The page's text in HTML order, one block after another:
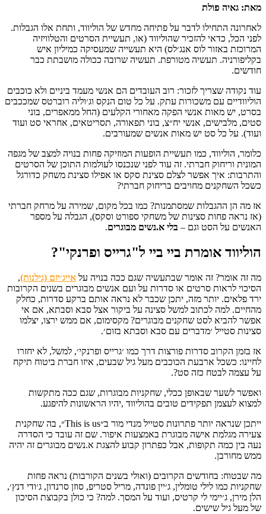
מאת: גאיה פולת
לאחרונה התחילו לדבר על פתיחה מחדש של הוליווד, ותחת אלו הגבלות.
לפני הכל, כדאי להזכיר שהוליווד (או, תעשיית הסרטים והטלוויזיה
המרוכזת באזור לוס אנג׳לס) היא תעשייה שמעסיקה כמיליון איש
בקליפורניה. תעשיה מטורפת. תעשיה שרובה ככולה מושבתת כבר
חודשים.
עוד נקודה שצריך לזכור: רוב העובדים הם אנשי מעמד ביניים ולא כוכבים
הוליוודיים עם משכורות עתק. על כל טום הנקס וג׳וליה רוברטס שמככבים
בסרט, יש מאות אנשי הפקה מאחורי הקלעים (החל ממאפרים, בוני
סטים, מלבישים, אנשי יח״צ, בוני תפאורה, תסריטאים, אחראי סט ועוד
ועוד). על כל סט יש מאות אנשים שמעורבים.
כלומר, הוליווד, כמו תעשיית הופעות המוזיקה פחות בנויה למצב של מגפה
המונית וריחוק חברתי. זה עוד לפני שנכנסו לעולמות התוכן של הסרטים
והתרבות: איך אפשר לצלם סצינת סקס או אפילו סצינת משחק כדורגל
כשכל השחקנים מחויבים בריחוק חברתי?
אז מה הן ההגבלות שמסתמנות? כמו בכל מקום, שמירה על מרחק חברתי
(אז נראה פחות סצינות של משחקי ספורט וסקס), הגבלה על מספר
האנשים על הסט וגם – בלי א.נשים מבוגרים.
הוליווד אומרת ביי ביי ל"גרייס ופרנקי"?
מה זה אומר? זה אומר שבתעשיה שגם ככה בנויה על אייג׳יזם (גילנות),
הסיכוי לראות סרטים או סדרות על ועם אנשים מבוגרים בשנים הקרובות
ירד פלאים. יותר מזה, יתכן שכבר לא נראה אותם ברקע סדרות, כחלק
מהחיים. למה לכתוב למשל סצינה על ביקור אצל סבא וסבתא, אם אי
אפשר להביא לסט שחקנים מבוגרים? מקסימום, אם ממש ירצו, יצלמו
סצינות סטייל ׳מדברים עם סבא וסבתא בזום׳.
אז בזמן הקרוב סדרות פורצות דרך כמו ׳גרייס ופרנקי׳, למשל, לא יחזרו
לחיינו: כשכל ארבעת הכוכבים מעל גיל שבעים, איזו חברת ביטוח תיקח
על עצמה לבטח כזה סט?.
ואפשר לשער שבאופן ככלי, שחקניות מבוגרות, שגם ככה מתקשות
למצוא לעצמן תפקידים טובים בהוליווד ,יהיו הראשונות להיפגע.
ייתכן שנראה יותר פתרונות סטייל מנדי מור ב״This is us״, בה שחקנית
צעירה מגלמת אישה מבוגרת באמצעות איפור. שם זה עובד כי הסדרה
נעה בין כמה תקופות, אבל כפתרון קבוע להצגת א.נשים מבוגרים זה יהיה
ממש מחורבן.
מה שבטוח: בחודשים הקרובים (ואולי בשנים הקורבות) נראה פחות
שחקניות כמו לילי טומלין, ג׳יין פונדה, מריל סטריפ, סוזן סרנדון, ג׳ודי דנץ׳,
הלן מירן, ג׳יימי לי קרטיס, ועוד על המסך. למה? כי כולן בקבוצת הסיכון
של מעל גיל שישים.